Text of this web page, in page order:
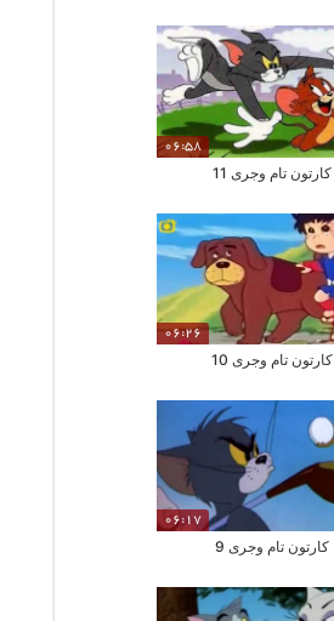
06:58
کارتون تام وجری 11
06:26
کارتون تام وجری 10
06:17
کارتون تام وجری 9